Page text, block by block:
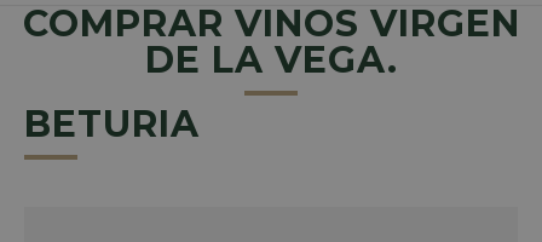
COMPRAR VINOS VIRGEN
DE LA VEGA.
BETURIA